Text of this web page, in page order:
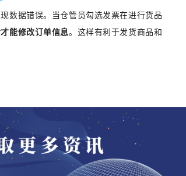
数据错误。当仓管员勾选发票在进行货品
能修改订单信息。这样有利于发货商品和